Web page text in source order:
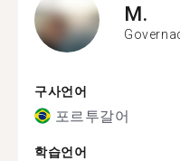
M.
구사언어
포르투갈어
학습언어